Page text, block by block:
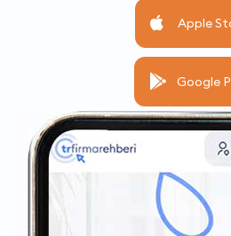
Apple
Google